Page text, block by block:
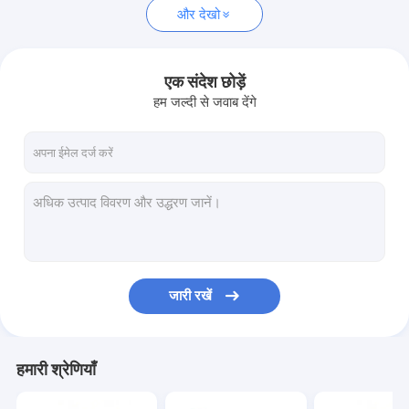
और देखो
एक संदेश छोड़ें
हम जल्दी से जवाब देंगे
जारी रखें
हमारी श्रेणियाँ